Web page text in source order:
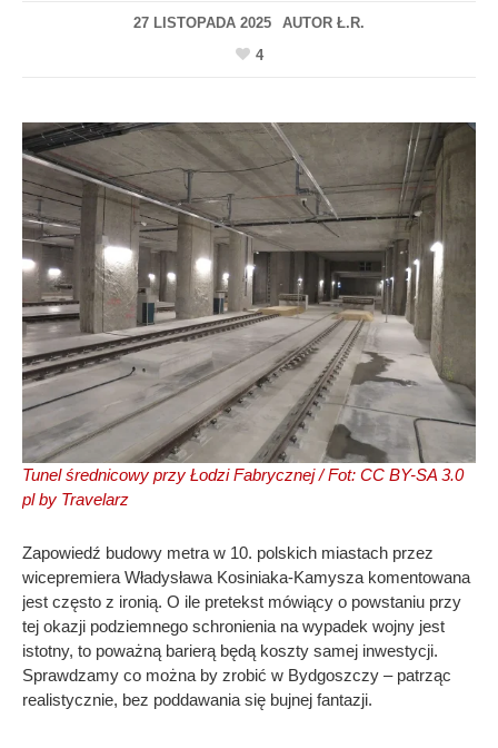
27 LISTOPADA 2025 AUTOR Ł.R.
4
Tunel średnicowy przy Łodzi Fabrycznej / Fot: CC BY-SA 3.0
pl by Travelarz
Zapowiedź budowy metra w 10. polskich miastach przez
wicepremiera Władysława Kosiniaka-Kamysza komentowana
jest często z ironią. O ile pretekst mówiący o powstaniu przy
tej okazji podziemnego schronienia na wypadek wojny jest
istotny, to poważną barierą będą koszty samej inwestycji.
Sprawdzamy co można by zrobić w Bydgoszczy – patrząc
realistycznie, bez poddawania się bujnej fantazji.